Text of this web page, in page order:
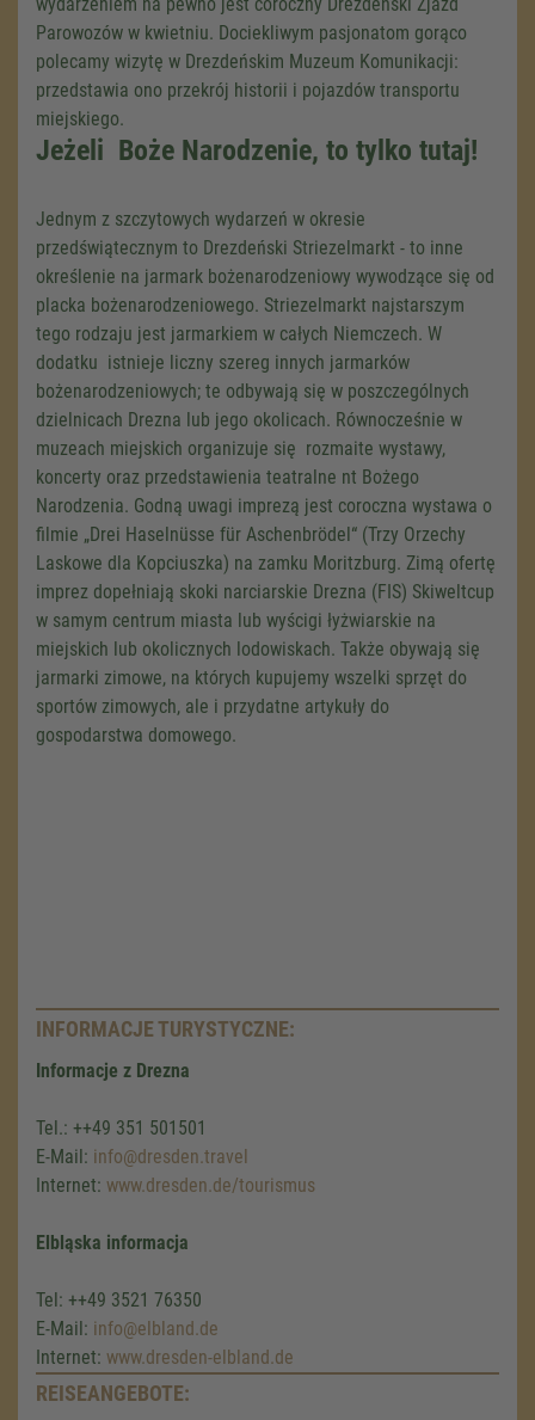
wydarzeniem na pewno jest coroczny Drezdeński Zjazd
Parowozów w kwietniu. Dociekliwym pasjonatom gorąco
polecamy wizytę w Drezdeńskim Muzeum Komunikacji:
przedstawia ono przekrój historii i pojazdów transportu
miejskiego.
Jeżeli Boże Narodzenie, to tylko tutaj!
Jednym z szczytowych wydarzeń w okresie
przedświątecznym to Drezdeński Striezelmarkt - to inne
określenie na jarmark bożenarodzeniowy wywodzące się od
placka bożenarodzeniowego. Striezelmarkt najstarszym
tego rodzaju jest jarmarkiem w całych Niemczech. W
dodatku istnieje liczny szereg innych jarmarków
bożenarodzeniowych; te odbywają się w poszczególnych
dzielnicach Drezna lub jego okolicach. Równocześnie w
muzeach miejskich organizuje się rozmaite wystawy,
koncerty oraz przedstawienia teatralne nt Bożego
Narodzenia. Godną uwagi imprezą jest coroczna wystawa o
filmie „Drei Haselnüsse für Aschenbrödel“ (Trzy Orzechy
Laskowe dla Kopciuszka) na zamku Moritzburg. Zimą ofertę
imprez dopełniają skoki narciarskie Drezna (FIS) Skiweltcup
w samym centrum miasta lub wyścigi łyżwiarskie na
miejskich lub okolicznych lodowiskach. Także obywają się
jarmarki zimowe, na których kupujemy wszelki sprzęt do
sportów zimowych, ale i przydatne artykuły do
gospodarstwa domowego.
INFORMACJE TURYSTYCZNE:
Informacje z Drezna
Tel.: ++49 351 501501
E-Mail: info@dresden.travel
Internet: www.dresden.de/tourismus
Elbląska informacja
Tel: ++49 3521 76350
E-Mail: info@elbland.de
Internet: www.dresden-elbland.de
REISEANGEBOTE: